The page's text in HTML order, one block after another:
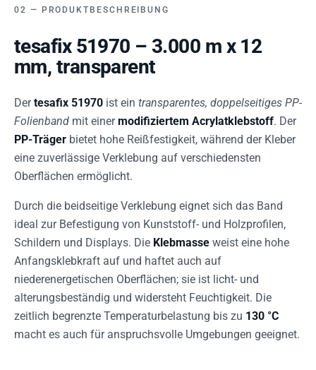
PRODUKTBESCHREIBUNG
tesafix 51970 – 3.000 m x 12
mm, transparent
Dertesafix 51970 ist ein transparentes, doppelseitiges PP-
Folienband mit einermodifiziertem Acrylatklebstoff. Der
PP-Träger bietet hohe Reißfestigkeit, während der Kleber
eine zuverlässige Verklebung auf verschiedensten
Oberflächen ermöglicht.
Durch die beidseitige Verklebung eignet sich das Band
ideal zur Befestigung von Kunststoff- und Holzprofilen,
Schildern und Displays. Die Klebmasse weist eine hohe
Anfangsklebkraft auf und haftet auch auf
niederenergetischen Oberflächen; sie ist licht- und
alterungsbeständig und widersteht Feuchtigkeit. Die
zeitlich begrenzte Temperaturbelastung bis zu 130 °C
macht es auch für anspruchsvolle Umgebungen geeignet.